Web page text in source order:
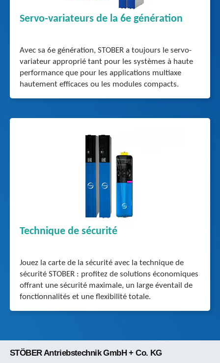
Servo-variateurs de la 6e génération
Avec sa 6e génération, STOBER a toujours le servo-
variateur approprié tant pour les systèmes à haute
performance que pour les applications multiaxe
hautement efficaces ou les modules compacts.
Technique de sécurité
Jouez la carte de la sécurité avec la technique de
sécurité STOBER : profitez de solutions économiques
offrant une sécurité maximale, un large éventail de
fonctionnalités et une flexibilité totale.
STÖBER Antriebstechnik GmbH + Co. KG